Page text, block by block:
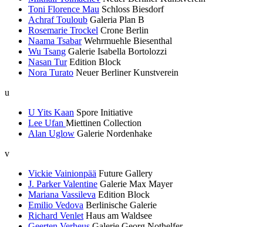
Toni Florence Mau Schloss Biesdorf
Achraf Touloub Galeria Plan B
Rosemarie Trockel Crone Berlin
Naama Tsabar Wehrmuehle Biesenthal
Wu Tsang Galerie Isabella Bortolozzi
Nasan Tur Edition Block
Nora Turato Neuer Berliner Kunstverein
u
U Yits Kaan Spore Initiative
Lee Ufan Miettinen Collection
Alan Uglow Galerie Nordenhake
v
Vickie Vainionpää Future Gallery
J. Parker Valentine Galerie Max Mayer
Mariana Vassileva Edition Block
Emilio Vedova Berlinische Galerie
Richard Venlet Haus am Waldsee